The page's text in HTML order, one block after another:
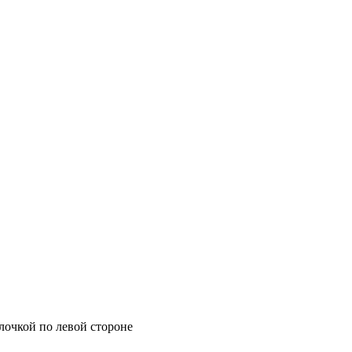
по левой стороне